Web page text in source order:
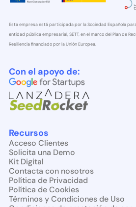
Esta empresa está participada por la Sociedad Española
entidad pública empresarial, SETT, en el marco del Plan de
Resiliencia financiado por la Unión Europea.
Con el apoyo de:
Recursos
Acceso Clientes
Solicita una Demo
Kit Digital
Contacta con nosotros
Política de Privacidad
Política de Cookies
Términos y Condiciones de Uso